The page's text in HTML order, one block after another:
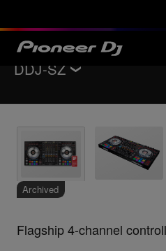
DDJ-SZ
主要功能
支持
Archived
Flagship 4-channel